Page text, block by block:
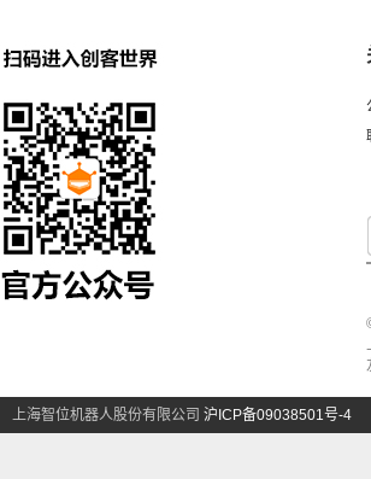
上海智位机器人股份有限公司 沪ICP备09038501号-4